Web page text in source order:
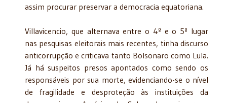
assim procurar preservar a democracia equatoriana.
Villavicencio, que alternava entre o 4º e o 5º lugar
nas pesquisas eleitorais mais recentes, tinha discurso
anticorrupção e criticava tanto Bolsonaro como Lula.
Já há suspeitos presos apontados como sendo os
responsáveis por sua morte, evidenciando-se o nível
de fragilidade e desproteção às instituições da